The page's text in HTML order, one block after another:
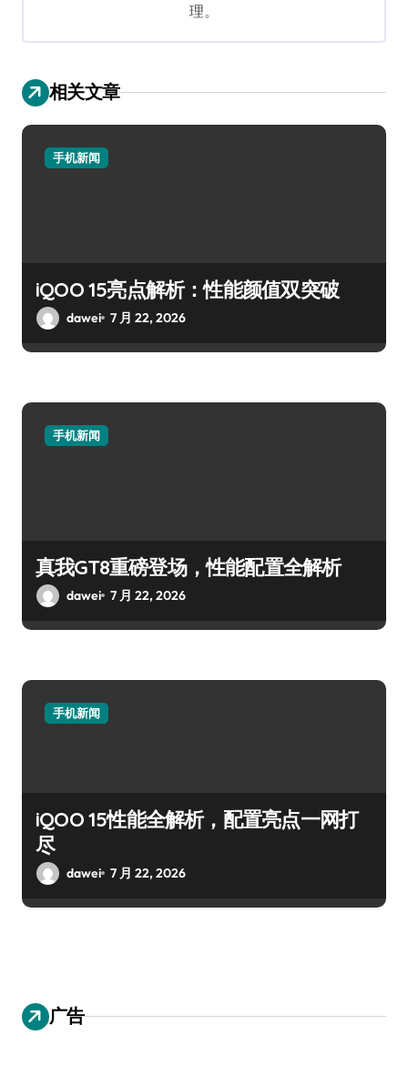
理。
相关文章
手机新闻
iQOO 15亮点解析：性能颜值双突破
dawei 7 月 22, 2026
手机新闻
真我GT8重磅登场，性能配置全解析
dawei 7 月 22, 2026
手机新闻
iQOO 15性能全解析，配置亮点一网打
尽
dawei 7 月 22, 2026
广告